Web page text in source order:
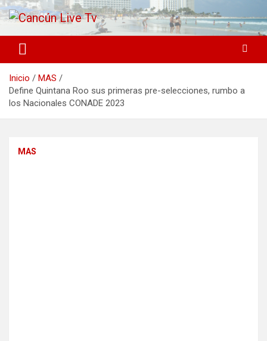
Saltar
al
Cancún Live Tv
Medio de comunicación en Cancún desde 2004
Inicio
MAS
Define Quintana Roo sus primeras pre-selecciones, rumbo a
los Nacionales CONADE 2023
MAS